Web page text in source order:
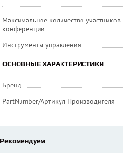
Максимальное количество участников
конференции
Инструменты управления
ОСНОВНЫЕ ХАРАКТЕРИСТИКИ
Бренд
PartNumber/Артикул Производителя
Рекомендуем